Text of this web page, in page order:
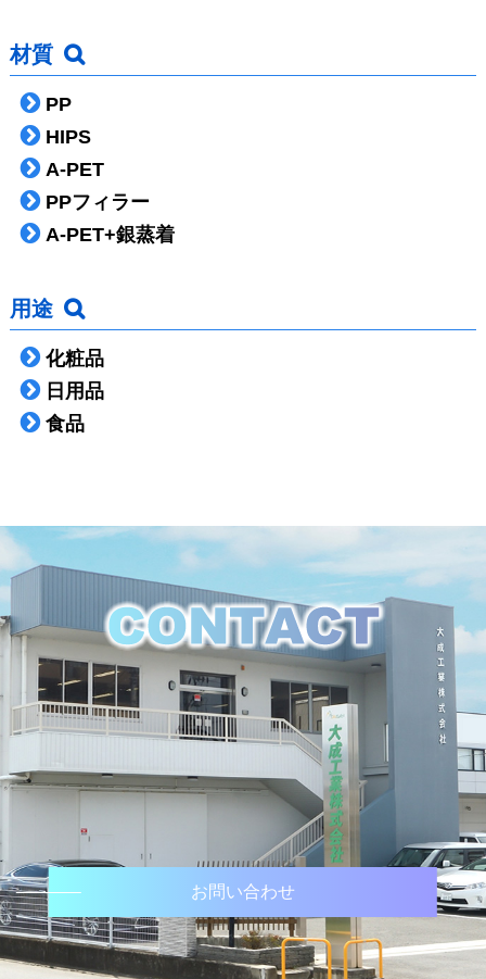
材質
PP
HIPS
A-PET
PPフィラー
A-PET+銀蒸着
用途
化粧品
日用品
食品
お問い合わせ